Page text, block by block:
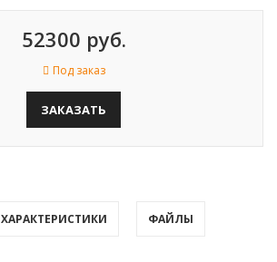
52300 руб.
Под заказ
ЗАКАЗАТЬ
ХАРАКТЕРИСТИКИ ФАЙЛЫ